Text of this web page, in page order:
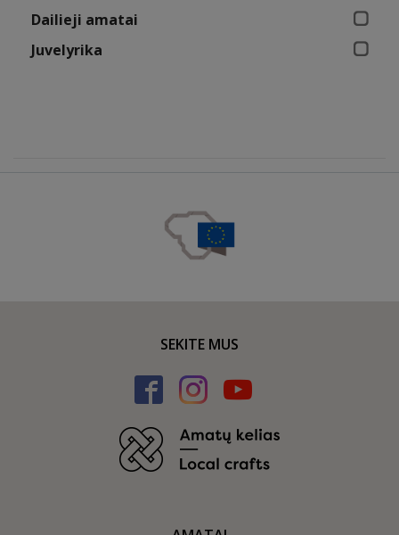
Dailieji amatai
Juvelyrika
SEKITE MUS